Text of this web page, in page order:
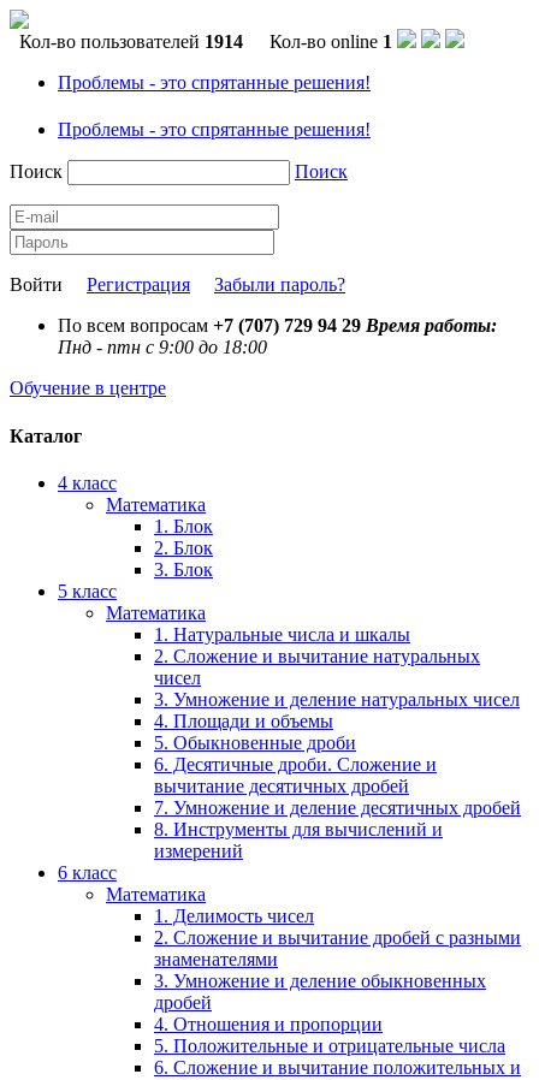
Кол-во пользователей 1914 Кол-во online 1
Проблемы - это спрятанные решения!
Проблемы - это спрятанные решения!
Поиск Поиск
Войти Регистрация
Забыли пароль?
По всем вопросам +7 (707) 729 94 29 Время работы:
Пнд - птн с 9:00 до 18:00
Обучение в центре
Каталог
4 класс
Математика
1. Блок
2. Блок
3. Блок
5 класс
Математика
1. Натуральные числа и шкалы
2. Сложение и вычитание натуральных
чисел
3. Умножение и деление натуральных чисел
4. Площади и объемы
5. Обыкновенные дроби
6. Десятичные дроби. Сложение и
вычитание десятичных дробей
7. Умножение и деление десятичных дробей
8. Инструменты для вычислений и
измерений
6 класс
Математика
1. Делимость чисел
2. Сложение и вычитание дробей с разными
знаменателями
3. Умножение и деление обыкновенных
дробей
4. Отношения и пропорции
5. Положительные и отрицательные числа
6. Сложение и вычитание положительных и